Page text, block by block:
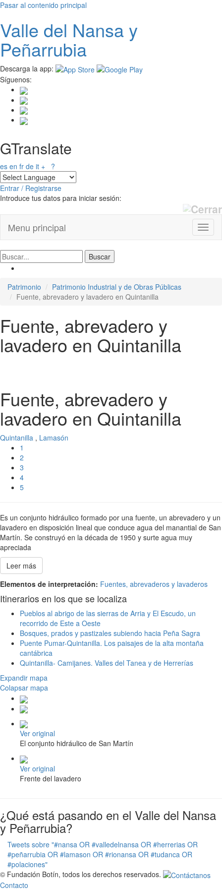
Pasar al contenido principal
Valle del Nansay
Peñarrubia
Descarga la app:
Síguenos:
GTranslate
es en fr de it + ?
Entrar / Registrarse
Introduce tus datos para iniciar sesión:
Menu principal
Patrimonio
Patrimonio Industrial y de Obras Públicas
Fuente, abrevadero y lavadero en Quintanilla
Fuente, abrevadero y
lavadero en Quintanilla
Fuente, abrevadero y
lavadero en Quintanilla
Quintanilla , Lamasón
1
2
3
4
5
Es un conjunto hidráulico formado por una fuente, un abrevadero y un
lavadero en disposición lineal que conduce agua del manantial de San
Martín. Se construyó en la década de 1950 y surte agua muy
apreciada
Leer más
Elementos de interpretación: Fuentes, abrevaderos y lavaderos
Itinerarios en los que se localiza
Pueblos al abrigo de las sierras de Arria y El Escudo, un
recorrido de Este a Oeste
Bosques, prados y pastizales subiendo hacia Peña Sagra
Puente Pumar-Quintanilla. Los paisajes de la alta montaña
cantábrica
Quintanilla- Camijanes. Valles del Tanea y de Herrerías
Expandir mapa
Colapsar mapa
Ver original
El conjunto hidráulico de San Martín
Ver original
Frente del lavadero
¿Qué está pasando en el Valle del Nansa
y Peñarrubia?
Tweets sobre "#nansa OR #valledelnansa OR #herrerias OR
#peñarrubia OR #lamason OR #rionansa OR #tudanca OR
#polaciones"
© Fundación Botín, todos los derechos reservados.
Contacto